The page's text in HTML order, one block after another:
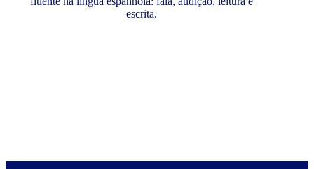
escrita.